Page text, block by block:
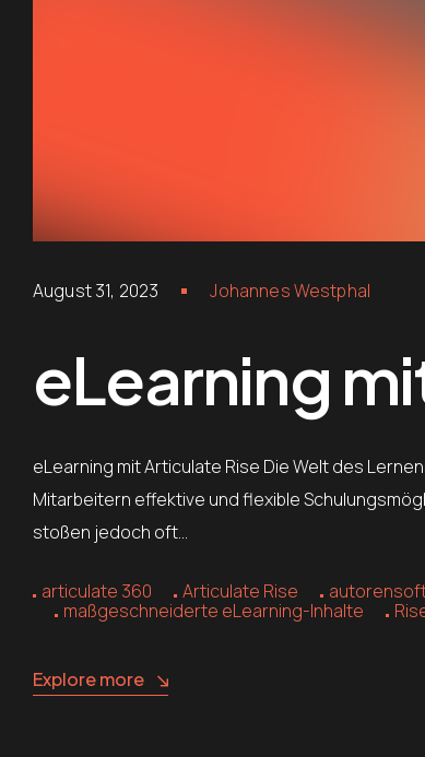
August 31, 2023 Johannes Westphal
eLearning
eLearning mit Articulate Rise Die Welt des
Mitarbeitern effektive und flexible
stoßen jedoch oft…
articulate 360 Articulate Rise
maßgeschneiderte eLearning-Inhalte
Explore more